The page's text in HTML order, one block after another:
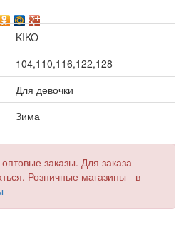
KIKO
104,110,116,122,128
Для девочки
Зима
заказы. Для заказа
Розничные магазины - в